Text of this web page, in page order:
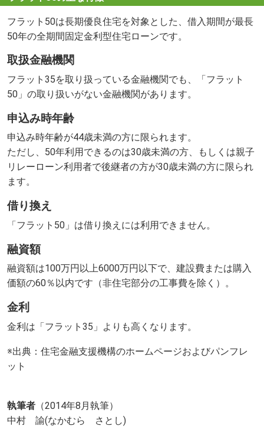
フラット50は長期優良住宅を対象とした、借入期間が最長
50年の全期間固定金利型住宅ローンです。
取扱金融機関
フラット35を取り扱っている金融機関でも、「フラット
50」の取り扱いがない金融機関があります。
申込み時年齢
申込み時年齢が44歳未満の方に限られます。
ただし、50年利用できるのは30歳未満の方、もしくは親子
リレーローン利用者で後継者の方が30歳未満の方に限られ
ます。
借り換え
「フラット50」は借り換えには利用できません。
融資額
融資額は100万円以上6000万円以下で、建設費または購入
価額の60％以内です（非住宅部分の工事費を除く）。
金利
金利は「フラット35」よりも高くなります。
※出典：住宅金融支援機構のホームページおよびパンフレ
ット
執筆者 （2014年8月執筆）
中村 諭(なかむら さとし)